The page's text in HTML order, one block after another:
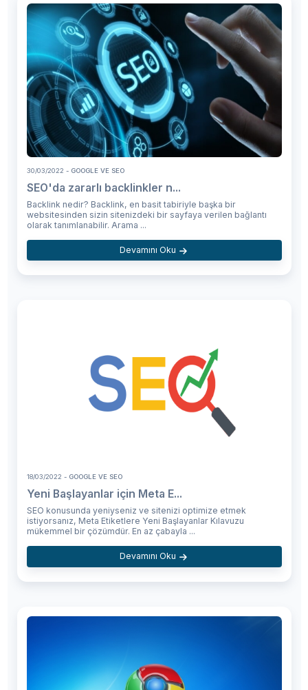
30/03/2022 - GOOGLE VE SEO
SEO'da zararlı backlinkler n...
Backlink nedir? Backlink, en basit tabiriyle başka bir
websitesinden sizin sitenizdeki bir sayfaya verilen bağlantı
olarak tanımlanabilir. Arama ...
Devamını Oku
18/03/2022 - GOOGLE VE SEO
Yeni Başlayanlar için Meta E...
SEO konusunda yeniyseniz ve sitenizi optimize etmek
istiyorsanız, Meta Etiketlere Yeni Başlayanlar Kılavuzu
mükemmel bir çözümdür. En az çabayla ...
Devamını Oku